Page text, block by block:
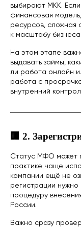
выбирают МКК.
финансовая
ресурсов, сложная
к масштабу
На этом этапе
выдавать займы,
ли работа онлайн
работа с
внутренний
🏢 2.
Статус МФО может
практике чаще
компании ещё не
регистрации нужно
процедуру
России.
Важно сразу